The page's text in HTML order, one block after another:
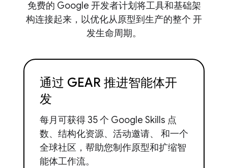
免费的 Google 开发者计划将工具和基础架
构连接起来，以优化从原型到生产的整个 开
发生命周期。
通过 GEAR 推进智能体开
发
每月可获得 35 个 Google Skills 点
数、结构化资源、活动邀请、 和一个
全球社区，帮助您制作原型和扩缩智
能体工作流。